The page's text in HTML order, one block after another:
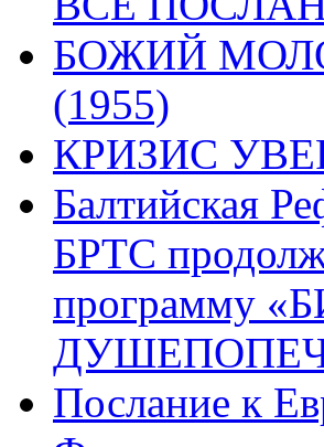
БОЖИЙ МОЛОТ
(1955)
КРИЗИС
Балтийская
БРТС
программу
Послание к